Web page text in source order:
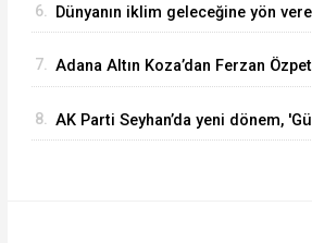
6. Dünyanın iklim geleceğine yön
7. Adana Altın Koza’dan Ferzan
8. AK Parti Seyhan’da yeni dönem,